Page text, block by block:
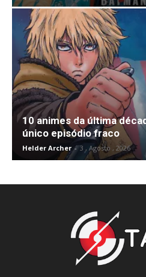
10 animes da última
único episódio fraco
Helder Archer - 3 , Agosto , 2026